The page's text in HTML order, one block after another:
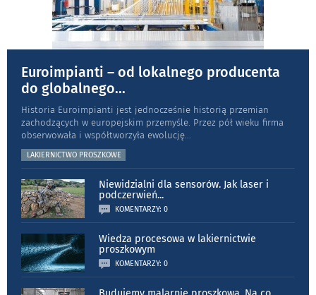
Euroimpianti – od lokalnego producenta
do globalnego...
Historia Euroimpianti jest jednocześnie historią przemian
zachodzących w europejskim przemyśle. Przez pół wieku firma
obserwowała i współtworzyła ewolucję...
LAKIERNICTWO PROSZKOWE
Niewidzialni dla sensorów. Jak laser i
podczerwień...
KOMENTARZY: 0
Wiedza procesowa w lakiernictwie
proszkowym
KOMENTARZY: 0